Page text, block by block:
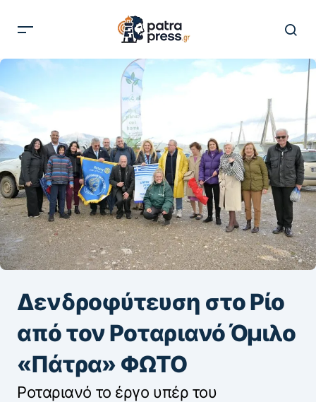
Δενδροφύτευση στο Ρίο
από τον Ροταριανό Όμιλο
«Πάτρα» ΦΩΤΟ
Ροταριανό το έργο υπέρ του